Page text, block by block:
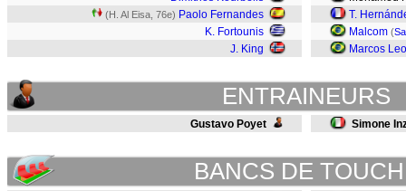
(H. Al Eisa, 76e) Paolo Fernandes
K. Fortounis
J. King
T.
Malcom (
Marcos
ENTRAINEURS
Gustavo Poyet Simone
BANCS DE